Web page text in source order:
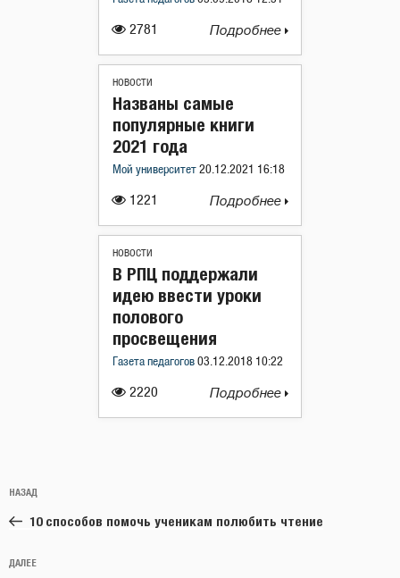
2781 Подробнее
НОВОСТИ
1221
Названы самые
популярные книги
2021 года
Мой университет 20.12.2021 16:18
Подробнее
НОВОСТИ
2220
В РПЦ поддержали
идею ввести уроки
полового
просвещения
Газета педагогов 03.12.2018 10:22
Подробнее
по
записям
Предыдущая
запись:
НАЗАД
10 способов помочь ученикам полюбить чтение
Следующая
ДАЛЕЕ